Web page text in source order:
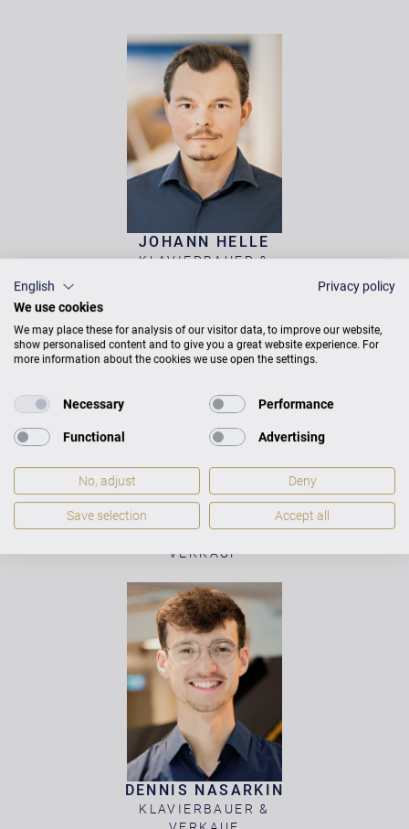
JOHANN HELLE
KLAVIERBAUER &
KATRIN STROMANN
VERKAUF
DENNIS NASARKIN
KLAVIERBAUER &
English
Privacy policy
We use cookies
We may place these for analysis of our visitor data, to improve our website,
show personalised content and to give you a great website experience. For
more information about the cookies we use open the settings.
Necessary Performance
Functional Advertising
No, adjust Deny
Save selection Accept all